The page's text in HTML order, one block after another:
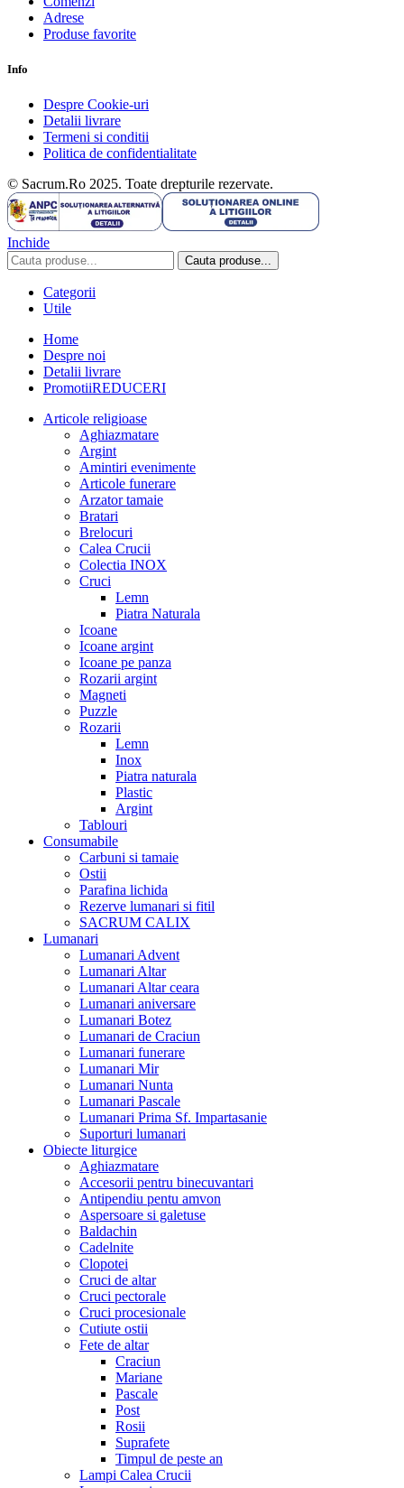
Adrese
Produse favorite
Info
Despre Cookie-uri
Detalii livrare
Termeni si conditii
Politica de confidentialitate
© Sacrum.Ro 2025. Toate drepturile rezervate.
Inchide
Cauta produse...
Categorii
Utile
Home
Despre noi
Detalii livrare
PromotiiREDUCERI
Articole religioase
Aghiazmatare
Argint
Amintiri evenimente
Articole funerare
Arzator tamaie
Bratari
Brelocuri
Calea Crucii
Colectia INOX
Cruci
Lemn
Piatra Naturala
Icoane
Icoane argint
Icoane pe panza
Rozarii argint
Magneti
Puzzle
Rozarii
Lemn
Inox
Piatra naturala
Plastic
Argint
Tablouri
Consumabile
Carbuni si tamaie
Ostii
Parafina lichida
Rezerve lumanari si fitil
SACRUM CALIX
Lumanari
Lumanari Advent
Lumanari Altar
Lumanari Altar ceara
Lumanari aniversare
Lumanari Botez
Lumanari de Craciun
Lumanari funerare
Lumanari Mir
Lumanari Nunta
Lumanari Pascale
Lumanari Prima Sf. Impartasanie
Suporturi lumanari
Obiecte liturgice
Aghiazmatare
Accesorii pentru binecuvantari
Antipendiu pentu amvon
Aspersoare si galetuse
Baldachin
Cadelnite
Clopotei
Cruci de altar
Cruci pectorale
Cruci procesionale
Cutiute ostii
Fete de altar
Craciun
Mariane
Pascale
Post
Rosii
Suprafete
Timpul de peste an
Lampi Calea Crucii